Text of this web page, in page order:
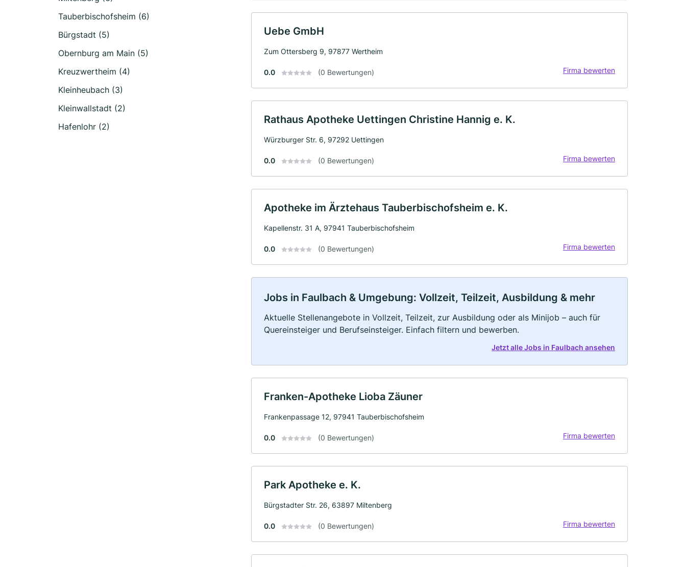
Tauberbischofsheim (6)
Bürgstadt (5)
Obernburg am Main (5)
Kreuzwertheim (4)
Kleinheubach (3)
Kleinwallstadt (2)
Hafenlohr (2)
Uebe GmbH
Zum Ottersberg 9, 97877 Wertheim
0.0 (0 Bewertungen) Firma bewerten
Rathaus Apotheke Uettingen Christine Hannig e. K.
Würzburger Str. 6, 97292 Uettingen
0.0 (0 Bewertungen) Firma bewerten
Apotheke im Ärztehaus Tauberbischofsheim e. K.
Kapellenstr. 31 A, 97941 Tauberbischofsheim
0.0 (0 Bewertungen) Firma bewerten
Jobs in Faulbach & Umgebung: Vollzeit, Teilzeit, Ausbildung & mehr
Aktuelle Stellenangebote in Vollzeit, Teilzeit, zur Ausbildung oder als Minijob – auch für
Quereinsteiger und Berufseinsteiger. Einfach filtern und bewerben.
Jetzt alle Jobs in Faulbach ansehen
Franken-Apotheke Lioba Zäuner
Frankenpassage 12, 97941 Tauberbischofsheim
0.0 (0 Bewertungen) Firma bewerten
Park Apotheke e. K.
Bürgstadter Str. 26, 63897 Miltenberg
0.0 (0 Bewertungen) Firma bewerten